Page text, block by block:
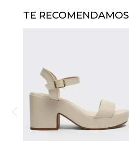
TE RECOMENDAMOS